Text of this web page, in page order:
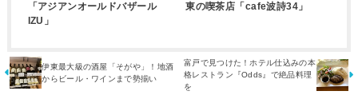
「アジアンオールドバザール
IZU」
東の喫茶店「cafe波詩34」
伊東最大級の酒屋「そがや」！地酒
からビール・ワインまで勢揃い
富戸で見つけた！ホテル仕込みの本
格レストラン『Odds』で絶品料理
を